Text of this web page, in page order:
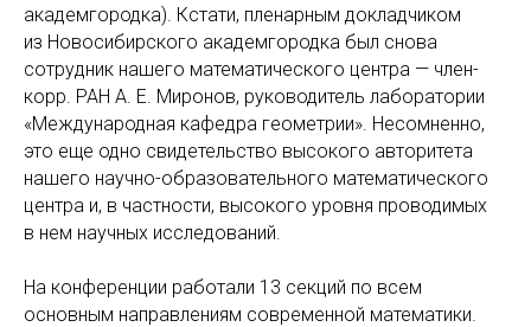
академгородка). Кстати, пленарным докладчиком
из Новосибирского академгородка был снова
сотрудник нашего математического центра — член-
корр. РАН А. Е. Миронов, руководитель лаборатории
«Международная кафедра геометрии». Несомненно,
это еще одно свидетельство высокого авторитета
нашего научно-образовательного математического
центра и, в частности, высокого уровня проводимых
в нем научных исследований.
На конференции работали 13 секций по всем
основным направлениям современной математики.